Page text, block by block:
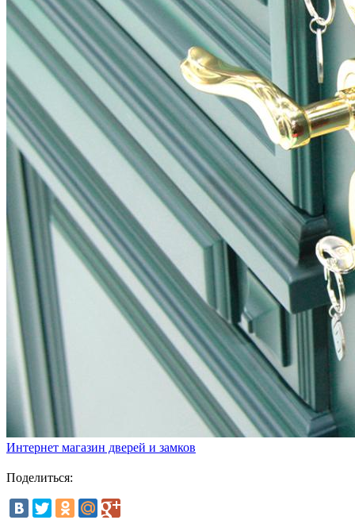
Интернет магазин дверей и замков
Поделиться: